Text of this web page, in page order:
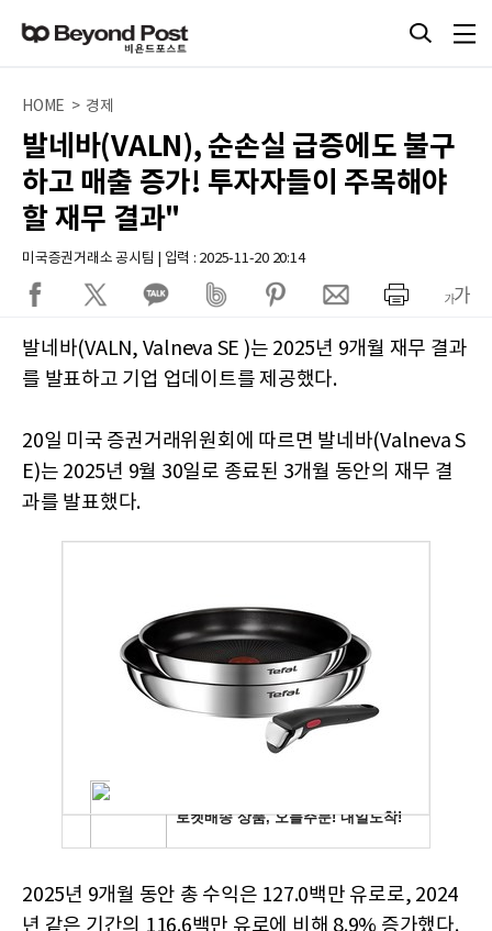
HOME > 경제
발네바(VALN), 순손실 급증에도 불구
하고 매출 증가! 투자자들이 주목해야
할 재무 결과"
미국증권거래소 공시팀 | 입력 : 2025-11-20 20:14
발네바(VALN, Valneva SE )는 2025년 9개월 재무 결과
를 발표하고 기업 업데이트를 제공했다.
20일 미국 증권거래위원회에 따르면 발네바(Valneva S
E)는 2025년 9월 30일로 종료된 3개월 동안의 재무 결
과를 발표했다.
2025년 9개월 동안 총 수익은 127.0백만 유로로, 2024
년 같은 기간의 116.6백만 유로에 비해 8.9% 증가했다.